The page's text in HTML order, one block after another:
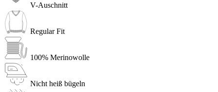
V-Auschnitt
Regular Fit
100% Merinowolle
Nicht heiß bügeln